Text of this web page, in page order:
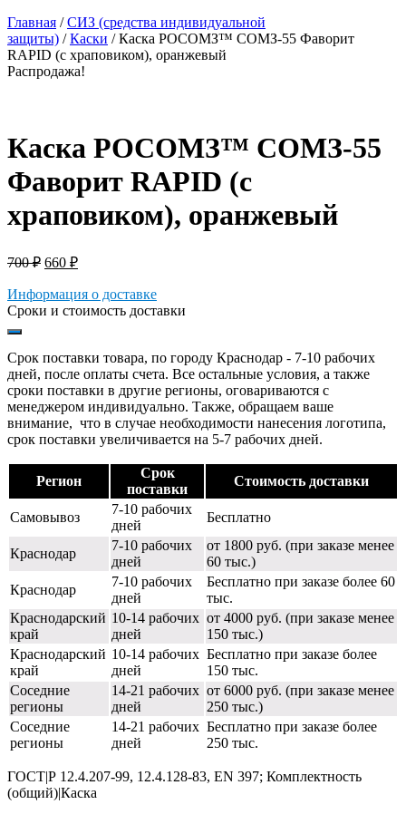
Главная /СИЗ (средства индивидуальной
защиты) /Каски / Каска РОСОМЗ™ СОМЗ-55 Фаворит
RAPID (с храповиком), оранжевый
Распродажа!
Каска РОСОМЗ™ СОМЗ-55
Фаворит RAPID (с
храповиком), оранжевый
700₽ Первоначальная
составляла
700 ₽.
660 ₽Текущая
660 ₽.
Информация о доставке
Сроки и стоимость доставки
Срок поставки товара, по городу Краснодар - 7-10 рабочих
дней, после оплаты счета. Все остальные условия, а также
сроки поставки в другие регионы, оговариваются с
менеджером индивидуально. Также, обращаем ваше
внимание, что в случае необходимости нанесения логотипа,
срок поставки увеличивается на 5-7 рабочих дней.
Регион
Срок
поставки
Стоимость доставки
Самовывоз
7-10 рабочих
дней
Бесплатно
Краснодар
7-10 рабочих
дней
от 1800 руб. (при заказе менее
60 тыс.)
Краснодар
7-10 рабочих
дней
Бесплатно при заказе более 60
тыс.
Краснодарский
край
10-14 рабочих
дней
от 4000 руб. (при заказе менее
150 тыс.)
Краснодарский
край
10-14 рабочих
дней
Бесплатно при заказе более
150 тыс.
Соседние
регионы
14-21 рабочих
дней
от 6000 руб. (при заказе менее
250 тыс.)
Соседние
регионы
14-21 рабочих
дней
Бесплатно при заказе более
250 тыс.
ГОСТ|Р 12.4.207-99, 12.4.128-83, EN 397; Комплектность
(общий)|Каска